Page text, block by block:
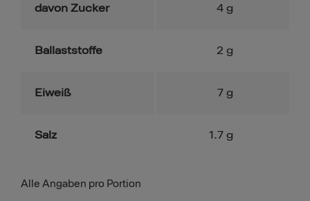
davon Zucker
4 g
Ballaststoffe 2 g
Eiweiß 7 g
Salz 1.7 g
Alle Angaben pro Portion